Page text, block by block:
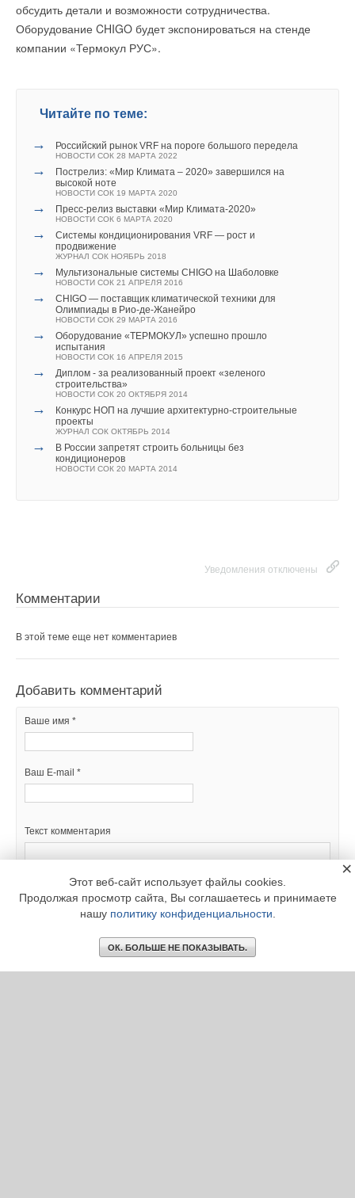
обсудить детали и возможности сотрудничества.
Оборудование CHIGO будет экспонироваться на стенде
компании «Термокул РУС».
Читайте по теме:
→ Российский рынок VRF на пороге большого передела
НОВОСТИ СОК 28 МАРТА 2022
→
Пострелиз: «Мир Климата – 2020» завершился на
высокой ноте
НОВОСТИ СОК 19 МАРТА 2020
→ Пресс-релиз выставки «Мир Климата-2020»
НОВОСТИ СОК 6 МАРТА 2020
→
Системы кондиционирования VRF — рост и
продвижение
ЖУРНАЛ СОК НОЯБРЬ 2018
→ Мультизональные системы CHIGO на Шаболовке
НОВОСТИ СОК 21 АПРЕЛЯ 2016
→
CHIGO — поставщик климатической техники для
Олимпиады в Рио-де-Жанейро
НОВОСТИ СОК 29 МАРТА 2016
→
Оборудование «ТЕРМОКУЛ» успешно прошло
испытания
НОВОСТИ СОК 16 АПРЕЛЯ 2015
→
Диплом - за реализованный проект «зеленого
строительства»
НОВОСТИ СОК 20 ОКТЯБРЯ 2014
→
Конкурс НОП на лучшие архитектурно-строительные
проекты
ЖУРНАЛ СОК ОКТЯБРЬ 2014
→
В России запретят строить больницы без
кондиционеров
НОВОСТИ СОК 20 МАРТА 2014
Уведомления отключены
Комментарии
В этой теме еще нет комментариев
Добавить комментарий
Ваше имя *
Ваш E-mail *
Текст комментария
Этот веб-сайт использует файлы cookies.
Продолжая просмотр сайта, Вы соглашаетесь и принимаете
нашу политику конфиденциальности
ОК. БОЛЬШЕ НЕ ПОКАЗЫВАТЬ.
×